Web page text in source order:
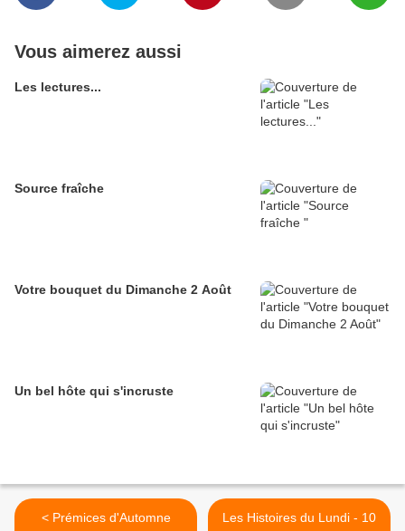
Vous aimerez aussi
Les lectures...
Source fraîche
Votre bouquet du Dimanche 2 Août
Un bel hôte qui s'incruste
< Prémices d'Automne
Les Histoires du Lundi - 10